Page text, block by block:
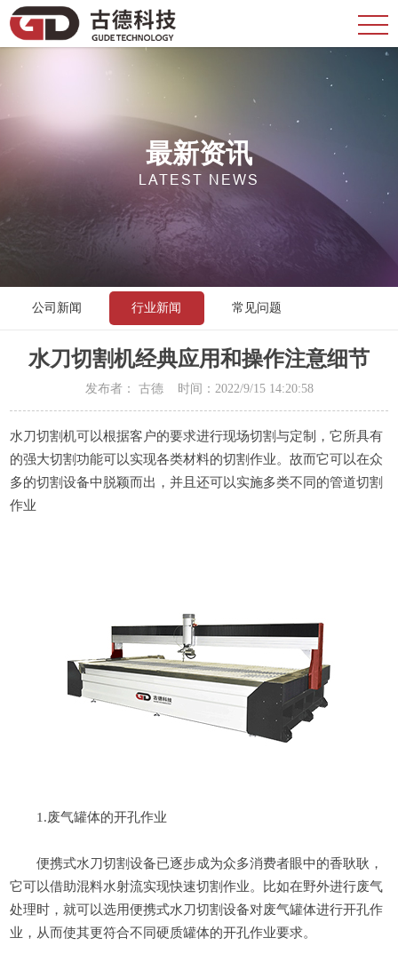
最新资讯
LATEST NEWS
公司新闻 行业新闻 常见问题
水刀切割机经典应用和操作注意细节
发布者： 古德 时间：2022/9/15 14:20:58
水刀切割机可以根据客户的要求进行现场切割与定制，它所具有
的强大切割功能可以实现各类材料的切割作业。故而它可以在众
多的切割设备中脱颖而出，并且还可以实施多类不同的管道切割
作业
1.废气罐体的开孔作业
便携式水刀切割设备已逐步成为众多消费者眼中的香耿耿，
它可以借助混料水射流实现快速切割作业。比如在野外进行废气
处理时，就可以选用便携式水刀切割设备对废气罐体进行开孔作
业，从而使其更符合不同硬质罐体的开孔作业要求。